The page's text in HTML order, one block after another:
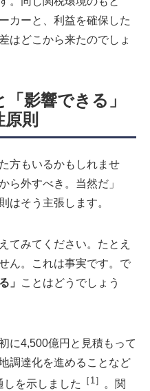
カーと、利益を確保した
はどこから来たのでしょ
「影響できる」
則
方もいるかもしれませ
ら外すべき。当然だ」
はそう主張します。
てみてください。たとえ
ん。これは事実です。で
」
ことはどうでしょう
に4,500億円と見積もって
調達化を進めることなど
を示しました
［1］
。関